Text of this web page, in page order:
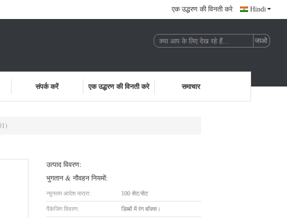
एक उद्धरण की विनती करे Hindi
संपर्क करें एक उद्धरण की विनती करे समाचार
उत्पाद विवरण:
भुगतान & नौवहन नियमों:
न्यूनतम आदेश मात्रा: 100 सेट/सेट
पैकेजिंग विवरण: डिब्बों में रंग बॉक्स।